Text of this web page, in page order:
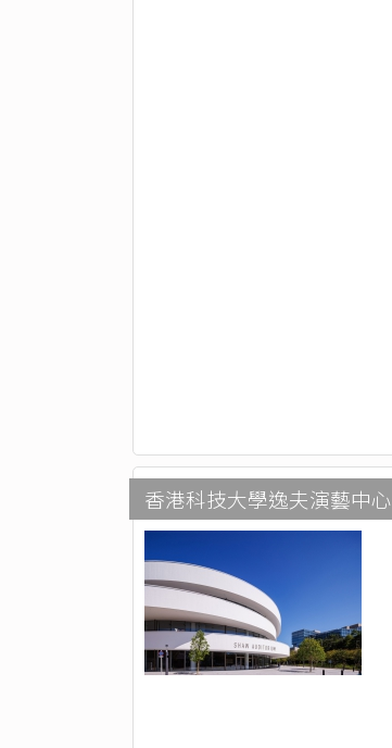
香港科技大學逸夫演藝中心